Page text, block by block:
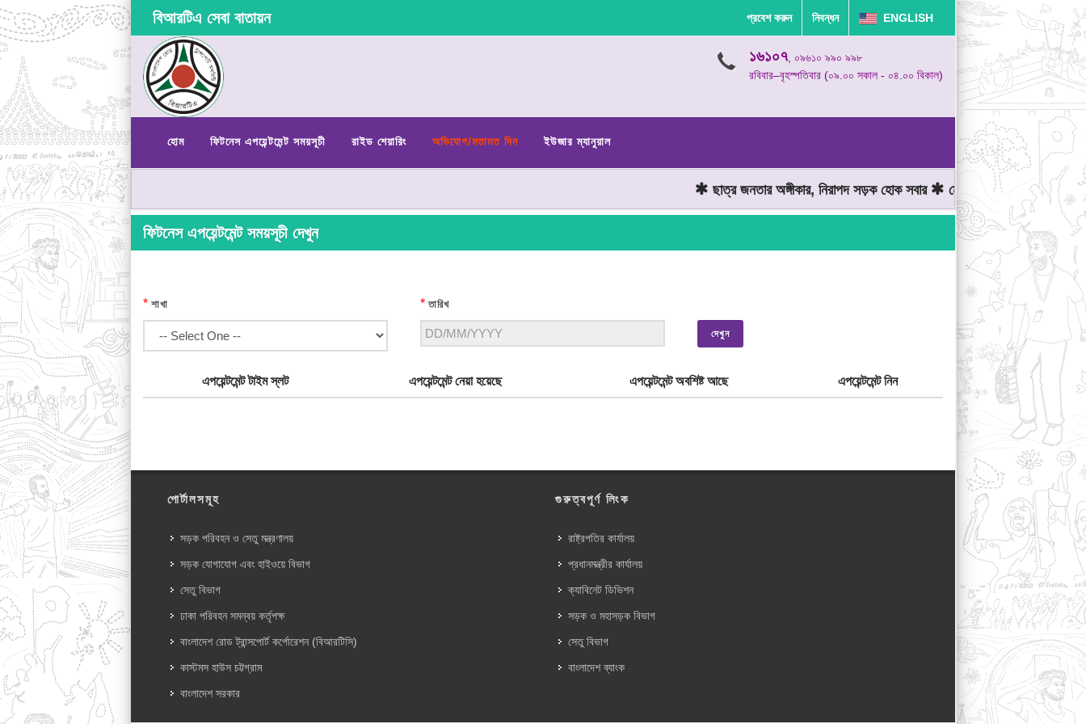
বিআরটিএ সেবা বাতায়ন প্রবেশ করুন নিবন্ধন ENGLISH
১৬১০৭, ০৯৬১০ ৯৯০ ৯৯৮
রবিবার–বৃহস্পতিবার (০৯.০০ সকাল - ০৪.০০ বিকাল)
হোম ফিটনেস এপয়েন্টমেন্ট সময়সূচী রাইড শেয়ারিং অভিযোগ/মতামত দিন ইউজার ম্যানুয়াল
ছাত্র জনতার অঙ্গীকার, নিরাপদ সড়ক হোক সবার মোটরযান চালানোর সময়
ফিটনেস এপয়েন্টমেন্ট সময়সূচী দেখুন
* শাখা * তারিখ
দেখুন
এপয়েন্টমেন্ট টাইম স্লট এপয়েন্টমেন্ট নেয়া হয়েছে এপয়েন্টমেন্ট অবশিষ্ট আছে এপয়েন্টমেন্ট নিন
পোর্টালসমূহ
সড়ক পরিবহন ও সেতু মন্ত্রণালয়
সড়ক যোগাযোগ এবং হাইওয়ে বিভাগ
সেতু বিভাগ
ঢাকা পরিবহন সমন্বয় কর্তৃপক্ষ
বাংলাদেশ রোড ট্রান্সপোর্ট কর্পোরেশন (বিআরটিসি)
কাস্টমস হাউস চট্টগ্রাম
বাংলাদেশ সরকার
গুরুত্বপূর্ণ লিংক
রাষ্ট্রপতির কার্যালয়
প্রধানমন্ত্রীর কার্যালয়
ক্যাবিনেট ডিভিশন
সড়ক ও মহাসড়ক বিভাগ
সেতু বিভাগ
বাংলাদেশ ব্যাংক